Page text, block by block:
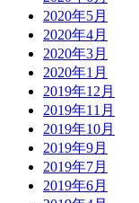
2020年5月
2020年4月
2020年3月
2020年1月
2019年12月
2019年11月
2019年10月
2019年9月
2019年7月
2019年6月